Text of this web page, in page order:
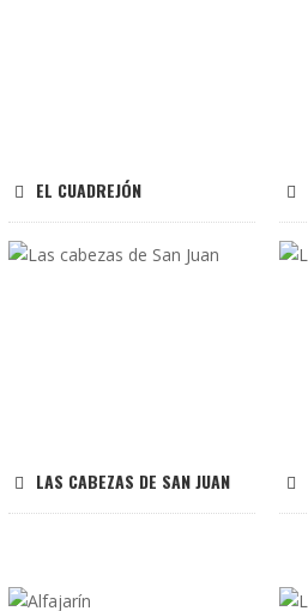
EL CUADREJÓN
LAS CABEZAS DE SAN JUAN